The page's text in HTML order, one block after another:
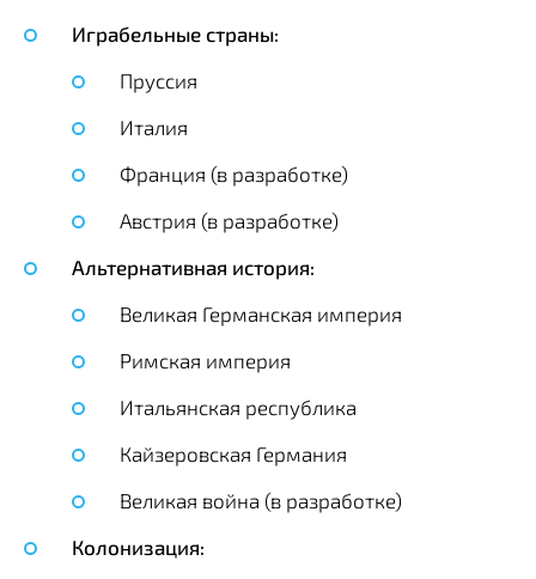
Играбельные страны:
Пруссия
Италия
Франция (в разработке)
Австрия (в разработке)
Альтернативная история:
Великая Германская империя
Римская империя
Итальянская республика
Кайзеровская Германия
Великая война (в разработке)
Колонизация: